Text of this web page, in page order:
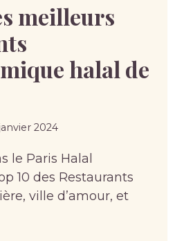
meilleurs
halal de
2024
le Paris Halal
10 des Restaurants
ville d’amour, et